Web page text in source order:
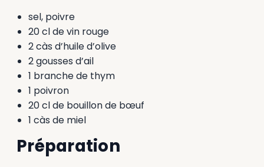
sel, poivre
20 cl de vin rouge
2 càs d’huile d’olive
2 gousses d’ail
1 branche de thym
1 poivron
20 cl de bouillon de bœuf
1 càs de miel
Préparation